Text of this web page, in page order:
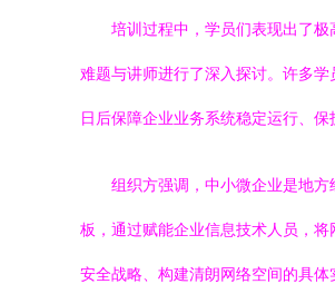
培训过程中，学员们表现出了
难题与讲师进行了深入探讨。许多
日后保障企业业务系统稳定运行、
组织方强调，中小微企业是地
板，通过赋能企业信息技术人员，
安全战略、构建清朗网络空间的具体